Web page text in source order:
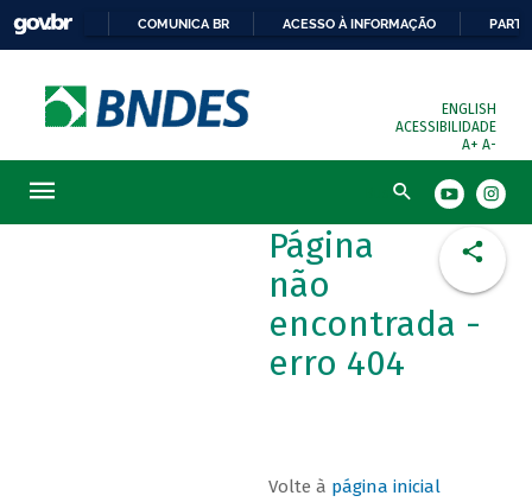
COMUNICA BR ACESSO À INFORMAÇÃO
ENGLISH
ACESSIBILIDADE
A+ A-
Busca
Página
não
encontrada -
erro 404
Volte à página inicial